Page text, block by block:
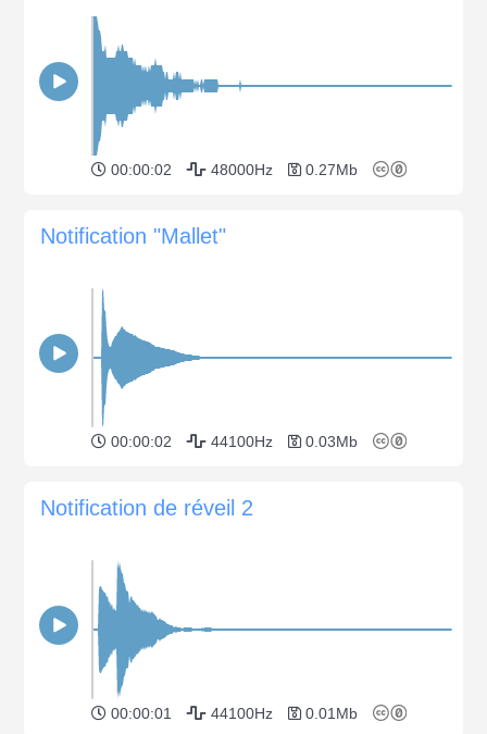
00:00:02 48000Hz 0.27Mb
Notification "Mallet"
00:00:02 44100Hz 0.03Mb
Notification de réveil 2
00:00:01 44100Hz 0.01Mb